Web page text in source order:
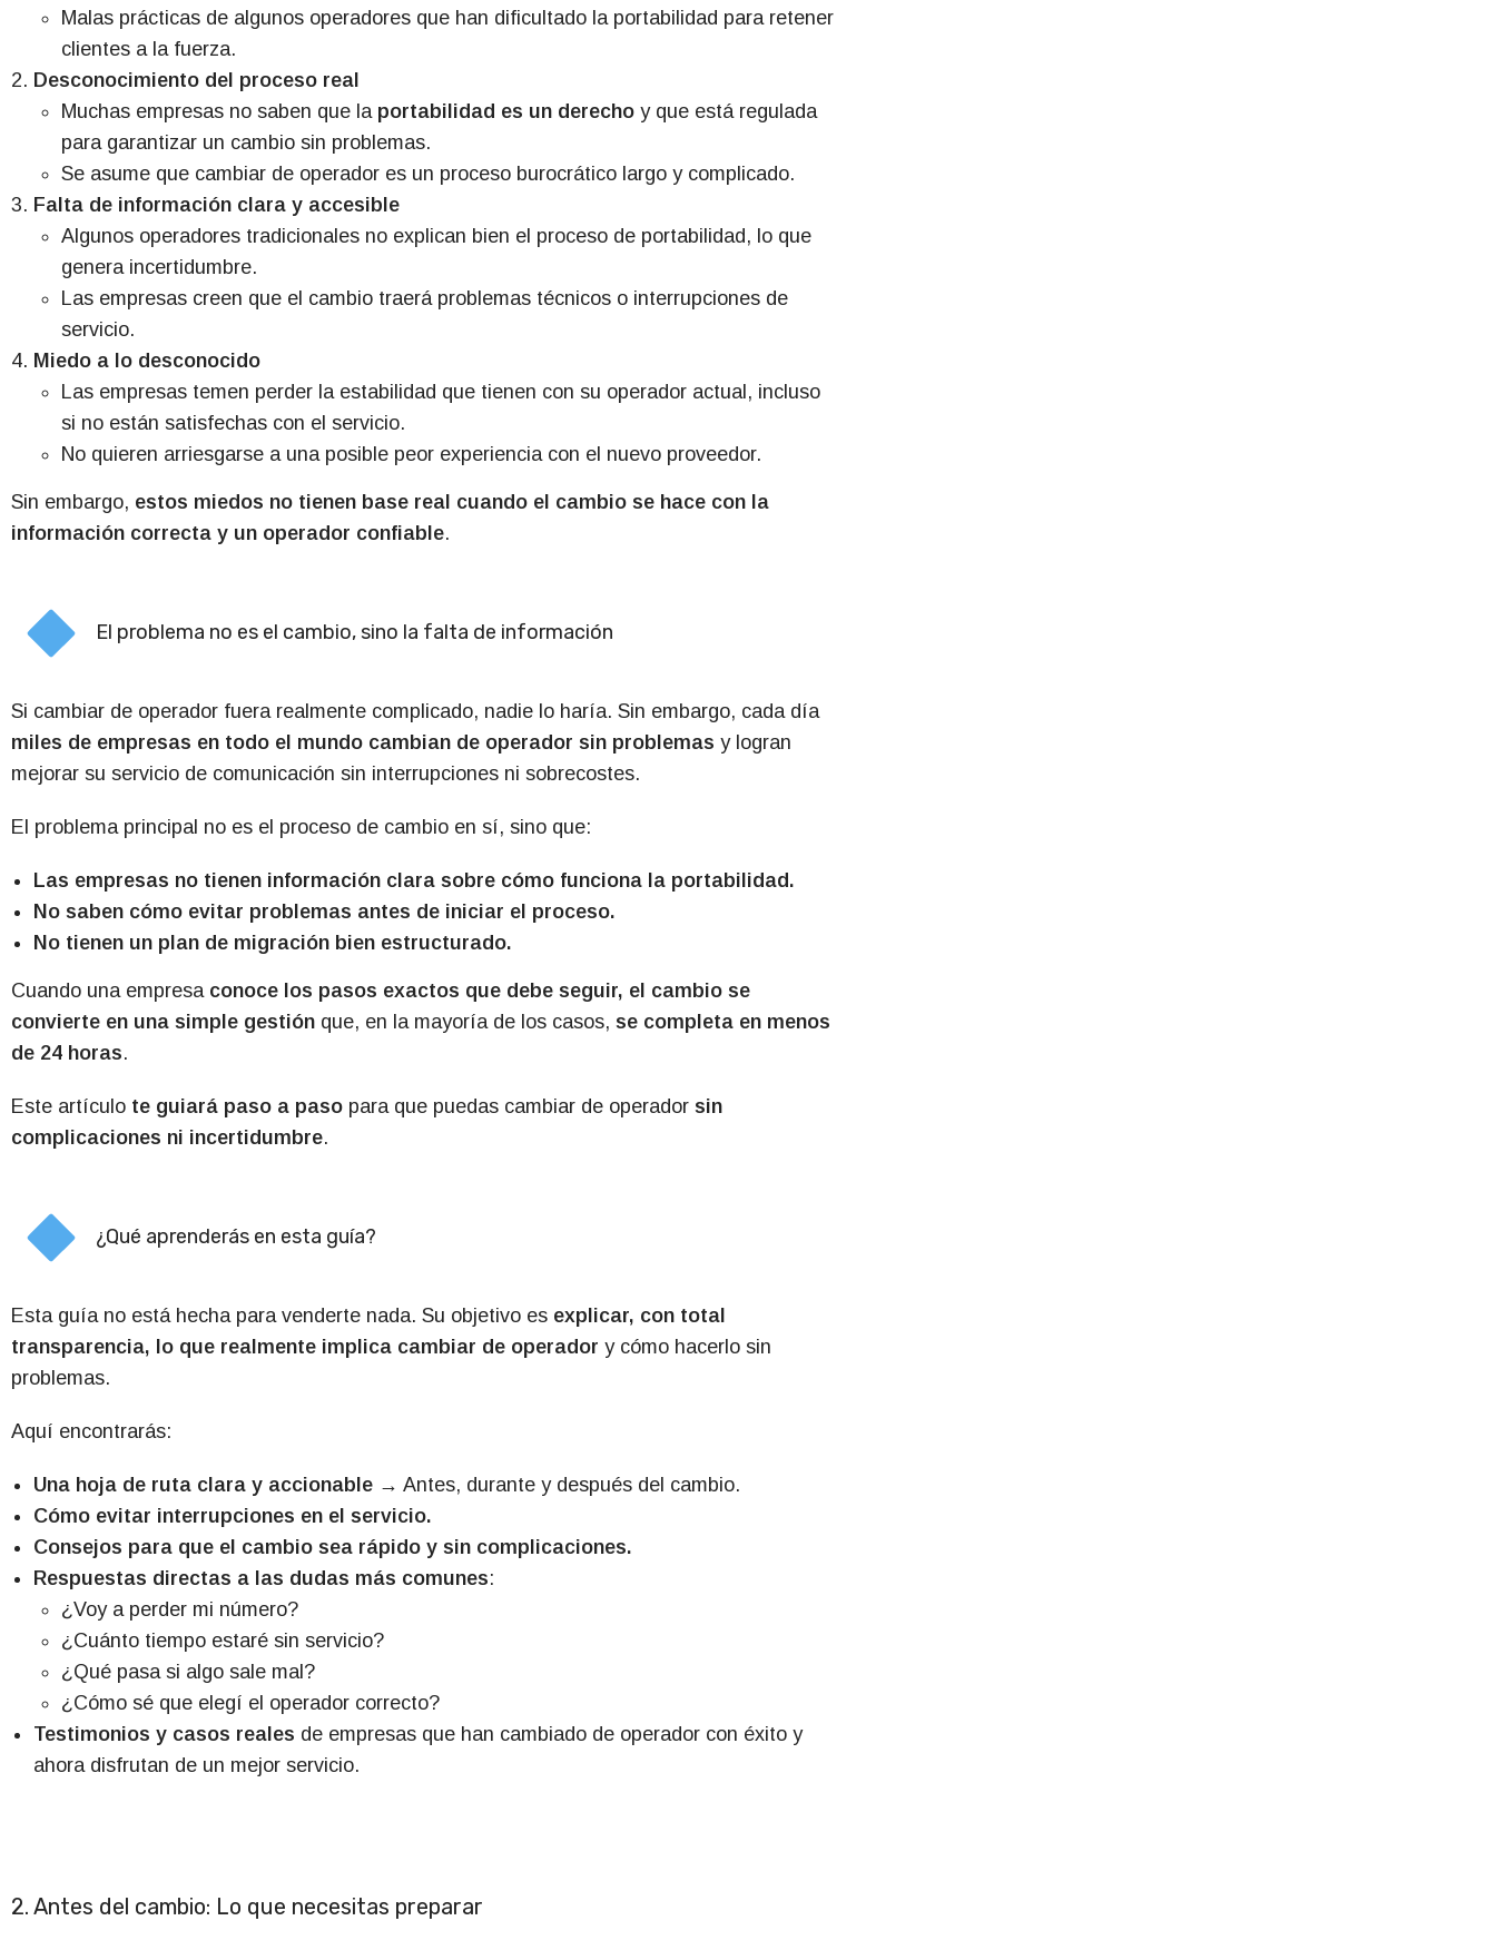
Malas prácticas de algunos operadores que han dificultado la portabilidad para retener
clientes a la fuerza.
Desconocimiento del proceso real
Muchas empresas no saben que la portabilidad es un derecho y que está regulada
para garantizar un cambio sin problemas.
Se asume que cambiar de operador es un proceso burocrático largo y complicado.
Falta de información clara y accesible
Algunos operadores tradicionales no explican bien el proceso de portabilidad, lo que
genera incertidumbre.
Las empresas creen que el cambio traerá problemas técnicos o interrupciones de
servicio.
Miedo a lo desconocido
Las empresas temen perder la estabilidad que tienen con su operador actual, incluso
si no están satisfechas con el servicio.
No quieren arriesgarse a una posible peor experiencia con el nuevo proveedor.
Sin embargo, estos miedos no tienen base real cuando el cambio se hace con la
información correcta y un operador confiable.
El problema no es el cambio, sino la falta de información
Si cambiar de operador fuera realmente complicado, nadie lo haría. Sin embargo, cada día
miles de empresas en todo el mundo cambian de operador sin problemas y logran
mejorar su servicio de comunicación sin interrupciones ni sobrecostes.
El problema principal no es el proceso de cambio en sí, sino que:
Las empresas no tienen información clara sobre cómo funciona la portabilidad.
No saben cómo evitar problemas antes de iniciar el proceso.
No tienen un plan de migración bien estructurado.
Cuando una empresa conoce los pasos exactos que debe seguir, el cambio se
convierte en una simple gestión que, en la mayoría de los casos, se completa en menos
de 24 horas.
Este artículo te guiará paso a paso para que puedas cambiar de operador sin
complicaciones ni incertidumbre.
¿Qué aprenderás en esta guía?
Esta guía no está hecha para venderte nada. Su objetivo es explicar, con total
transparencia, lo que realmente implica cambiar de operador y cómo hacerlo sin
problemas.
Aquí encontrarás:
Una hoja de ruta clara y accionable → Antes, durante y después del cambio.
Cómo evitar interrupciones en el servicio.
Consejos para que el cambio sea rápido y sin complicaciones.
Respuestas directas a las dudas más comunes:
¿Voy a perder mi número?
¿Cuánto tiempo estaré sin servicio?
¿Qué pasa si algo sale mal?
¿Cómo sé que elegí el operador correcto?
Testimonios y casos reales de empresas que han cambiado de operador con éxito y
ahora disfrutan de un mejor servicio.
2. Antes del cambio: Lo que necesitas preparar